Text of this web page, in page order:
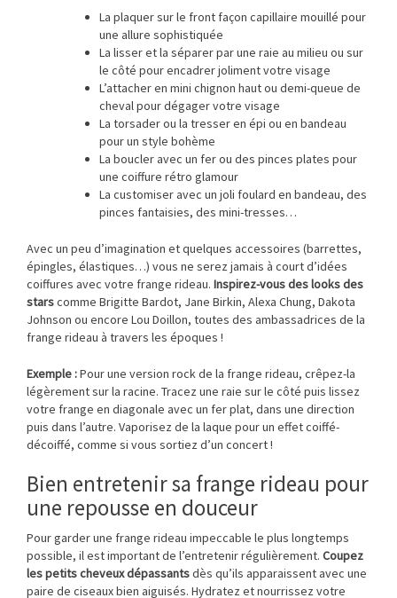
La plaquer sur le front façon capillaire mouillé pour
une allure sophistiquée
La lisser et la séparer par une raie au milieu ou sur
le côté pour encadrer joliment votre visage
L’attacher en mini chignon haut ou demi-queue de
cheval pour dégager votre visage
La torsader ou la tresser en épi ou en bandeau
pour un style bohème
La boucler avec un fer ou des pinces plates pour
une coiffure rétro glamour
La customiser avec un joli foulard en bandeau, des
pinces fantaisies, des mini-tresses…
Avec un peu d’imagination et quelques accessoires (barrettes,
épingles, élastiques…) vous ne serez jamais à court d’idées
coiffures avec votre frange rideau. Inspirez-vous des looks des
starscomme Brigitte Bardot, Jane Birkin, Alexa Chung, Dakota
Johnson ou encore Lou Doillon, toutes des ambassadrices de la
frange rideau à travers les époques !
Exemple :Pour une version rock de la frange rideau, crêpez-la
légèrement sur la racine. Tracez une raie sur le côté puis lissez
votre frange en diagonale avec un fer plat, dans une direction
puis dans l’autre. Vaporisez de la laque pour un effet coiffé-
décoiffé, comme si vous sortiez d’un concert !
Bien entretenir sa frange rideau pour
une repousse en douceur
Pour garder une frange rideau impeccable le plus longtemps
possible, il est important de l’entretenir régulièrement. Coupez
les petits cheveux dépassantsdès qu’ils apparaissent avec une
paire de ciseaux bien aiguisés. Hydratez et nourrissez votre